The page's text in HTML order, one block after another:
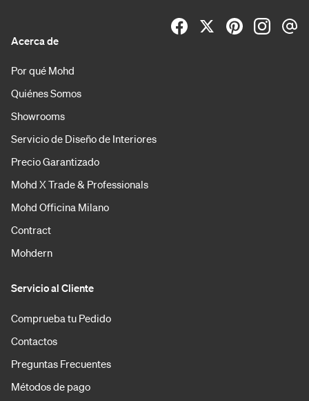
Acerca de
Por qué Mohd
Quiénes Somos
Showrooms
Servicio de Diseño de Interiores
Precio Garantizado
Mohd X Trade & Professionals
Mohd Officina Milano
Contract
Mohdern
Servicio al Cliente
Comprueba tu Pedido
Contactos
Preguntas Frecuentes
Métodos de pago